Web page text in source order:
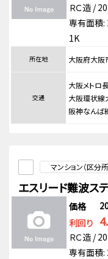
ＲＣ造 /
専有面積
1K
所在地 大阪府大阪
交通
大阪メトロ
大阪環状線
阪神なんば
マンション（区分所
エスリード難波ス
価格
利回り
ＲＣ造 /
専有面積